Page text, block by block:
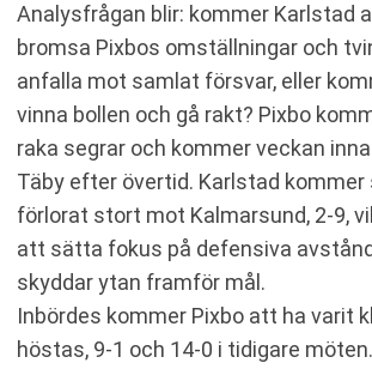
Analysfrågan blir: kommer Karlstad
bromsa Pixbos omställningar och
anfalla mot samlat försvar, eller
vinna bollen och gå rakt? Pixbo
raka segrar och kommer veckan
Täby efter övertid. Karlstad
förlorat stort mot Kalmarsund, 2-9,
att sätta fokus på defensiva
skyddar ytan framför mål.
Inbördes kommer Pixbo att ha varit
höstas, 9-1 och 14-0 i tidigare